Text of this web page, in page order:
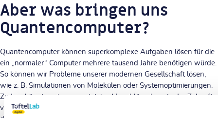
Aber was bringen uns
Quantencomputer?
Quantencomputer können superkomplexe Aufgaben lösen für die
ein „normaler“ Computer mehrere tausend Jahre benötigen würde.
So können wir Probleme unserer modernen Gesellschaft lösen,
wie z. B. Simulationen von Molekülen oder Systemoptimierungen.
Zudem könnten sie unsere jetzige Verschlüsselung in der Zukunft
vielleicht knacken. Gleichzeitig birgt sich in ihnen das Potential,